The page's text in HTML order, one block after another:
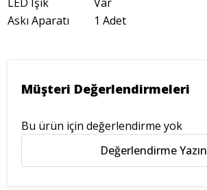
Askı Aparatı
1 Adet
Müşteri Değerlendirmeleri
Bu ürün için değerlendirme yok
Değerlendirme Yazın